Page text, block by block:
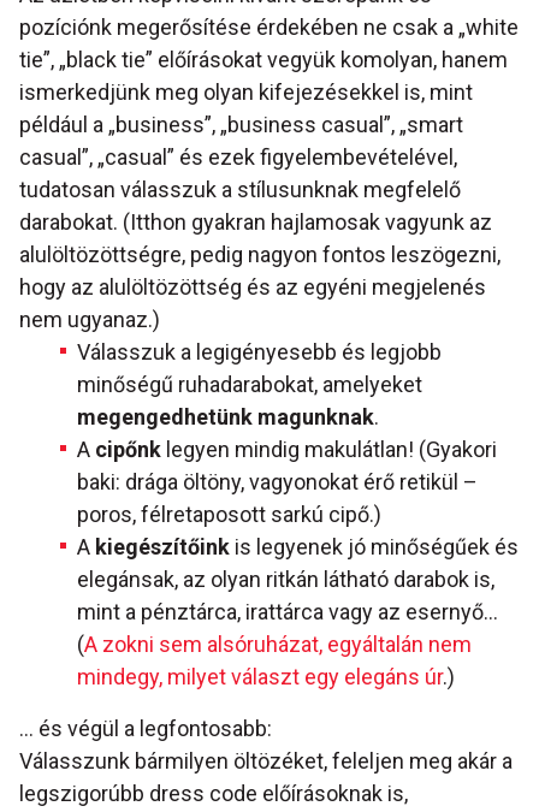
pozíciónk megerősítése érdekében ne csak a „white
tie”, „black tie” előírásokat vegyük komolyan, hanem
ismerkedjünk meg olyan kifejezésekkel is, mint
például a „business”, „business casual”, „smart
casual”, „casual” és ezek figyelembevételével,
tudatosan válasszuk a stílusunknak megfelelő
darabokat. (Itthon gyakran hajlamosak vagyunk az
alulöltözöttségre, pedig nagyon fontos leszögezni,
hogy az alulöltözöttség és az egyéni megjelenés
nem ugyanaz.)
Válasszuk a legigényesebb és legjobb
minőségű ruhadarabokat, amelyeket
megengedhetünk magunknak.
A cipőnk legyen mindig makulátlan! (Gyakori
baki: drága öltöny, vagyonokat érő retikül –
poros, félretaposott sarkú cipő.)
A kiegészítőink is legyenek jó minőségűek és
elegánsak, az olyan ritkán látható darabok is,
mint a pénztárca, irattárca vagy az esernyő…
(A zokni sem alsóruházat, egyáltalán nem
mindegy, milyet választ egy elegáns úr.)
… és végül a legfontosabb:
Válasszunk bármilyen öltözéket, feleljen meg akár a
legszigorúbb dress code előírásoknak is,